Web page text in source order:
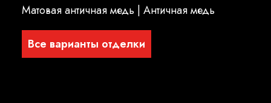
Матовая античная медь | Античная медь
Все варианты отделки